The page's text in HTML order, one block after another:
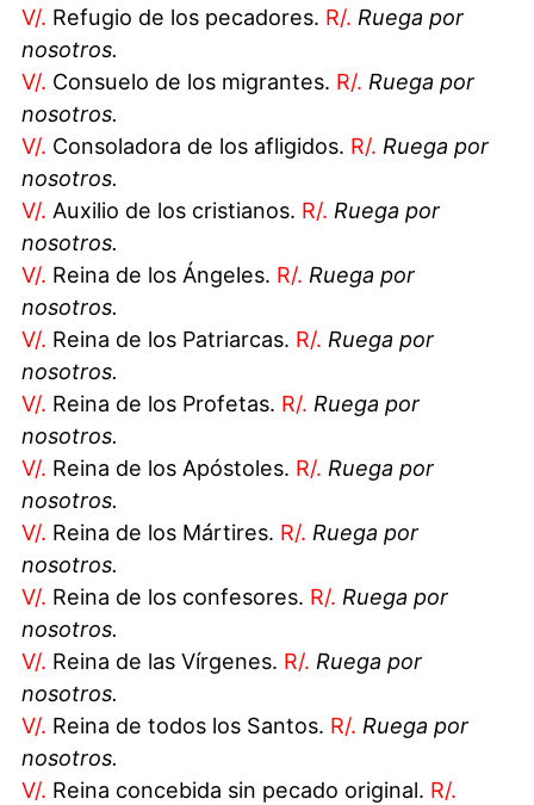
V/. Refugio de los pecadores. R/. Ruega por
nosotros.
V/. Consuelo de los migrantes. R/. Ruega por
nosotros.
V/. Consoladora de los afligidos. R/. Ruega por
nosotros.
V/. Auxilio de los cristianos. R/. Ruega por
nosotros.
V/. Reina de los Ángeles. R/. Ruega por
nosotros.
V/. Reina de los Patriarcas. R/. Ruega por
nosotros.
V/. Reina de los Profetas. R/. Ruega por
nosotros.
V/. Reina de los Apóstoles. R/. Ruega por
nosotros.
V/. Reina de los Mártires. R/. Ruega por
nosotros.
V/. Reina de los confesores. R/. Ruega por
nosotros.
V/. Reina de las Vírgenes. R/. Ruega por
nosotros.
V/. Reina de todos los Santos. R/. Ruega por
nosotros.
V/. Reina concebida sin pecado original. R/.